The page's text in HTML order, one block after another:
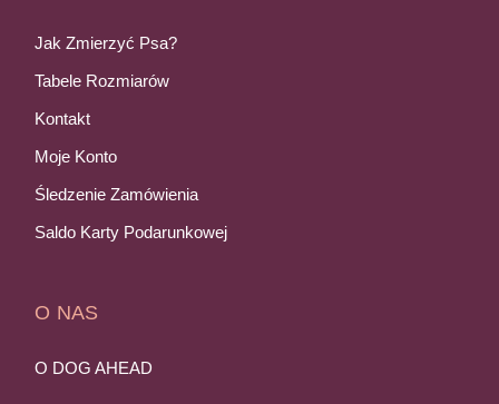
Jak Zmierzyć Psa?
Tabele Rozmiarów
Kontakt
Moje Konto
Śledzenie Zamówienia
Saldo Karty Podarunkowej
O NAS
O DOG AHEAD